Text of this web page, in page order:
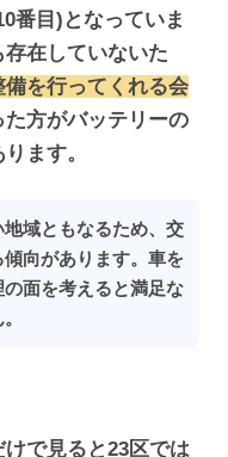
番目)となっていま
在していないた
を行ってくれる会
方がバッテリーの
ます。
域ともなるため、交
向があります。車を
面を考えると満足な
で見ると23区では